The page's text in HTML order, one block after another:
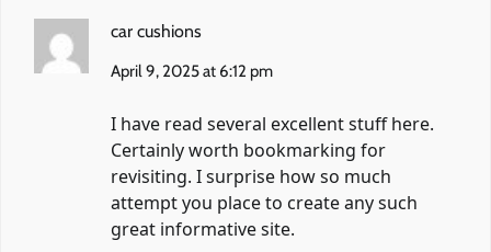
car cushions
April 9, 2025 at 6:12 pm
I have read several excellent stuff here.
Certainly worth bookmarking for
revisiting. I surprise how so much
attempt you place to create any such
great informative site.